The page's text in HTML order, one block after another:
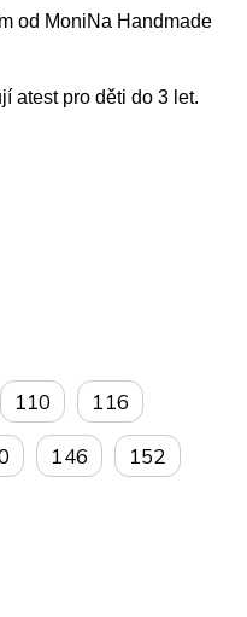
110 116
146 152
od MoniNa Handmade
atest pro děti do 3 let.